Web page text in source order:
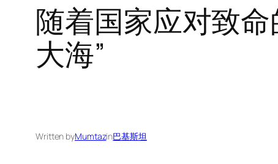
随着国家应对致
大海”
Written byMumtazin巴基斯坦